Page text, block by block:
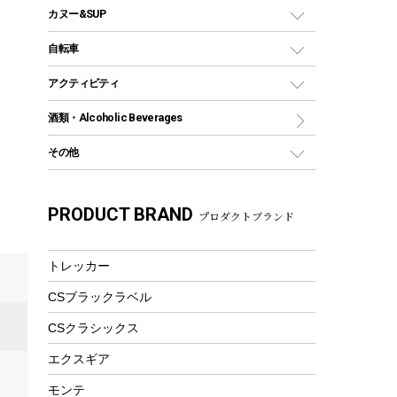
ペグ
ポール
グランドシート
ツール
鉄板、アミ
焚き火台&ストーブ
火起こし
バーベキューツール
燃料・着火剤・炭
シェラカップ
クッキングツール
ナイフ
カトラリー
マグカップ、カップ
フードボトル
コーヒー&ミル
トレー
ランチョンマット
ランチボックス
プラスチックボトル
ディズニーボトル
保冷剤
バックパック&バッグ
リュック、バックパック
トートバッグ、サコッシュ
ショッピングキャリー
その他アウトドア雑貨
レイン
ツール、他
カヌー&SUP
インフレータブル
カヤック
パドル
ヘルメット
アクセサリー
自転車
折りたたみ自転車
スポーツサイクル
シティサイクル
自転車用アクセサリー
自転車ウェア
アクティビティ
マリン
ラッシュガード
テント
フローティングベスト
ヘルメット
エアーポンプ
ウィンター
酒類・Alcoholic Beverages
その他
湯たんぽ
PRODUCT BRAND プロダクトブランド
トレッカー
CSブラックラベル
CSクラシックス
エクスギア
モンテ